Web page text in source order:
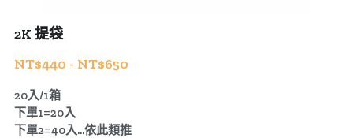
2K 提袋
NT$440 - NT$650
20入/1箱
下單1=20入
下單2=40入...依此類推
公版酒盒
公版雙扣提盒